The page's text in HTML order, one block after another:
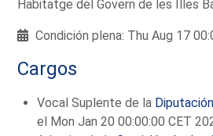
Habitatge del Govern de les Illes
Condición plena: Thu Aug 17
Cargos
Vocal Suplente de la
el Mon Jan 20 00:00:00 CET